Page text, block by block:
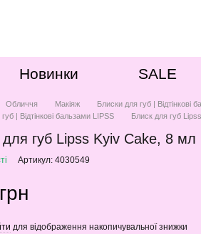
Новинки SALE
Обличчя Макіяж
Блиски для губ | Відтінкові
| Відтінкові бальзами LIPSS
Блиск для губ
губ Lipss Kyiv Cake, 8 мл
Артикул: 4030549
для відображення накопичувальної знижки